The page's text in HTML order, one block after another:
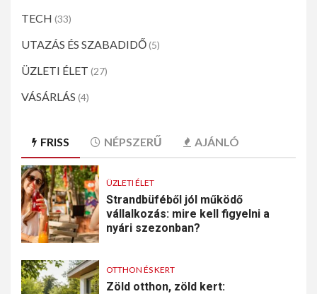
TECH (33)
UTAZÁS ÉS SZABADIDŐ(5)
ÜZLETI ÉLET (27)
VÁSÁRLÁS (4)
FRISS NÉPSZERŰ AJÁNLÓ
ÜZLETI ÉLET
Strandbüféből jól működő
vállalkozás: mire kell figyelni a
nyári szezonban?
OTTHON ÉS KERT
Zöld otthon, zöld kert: